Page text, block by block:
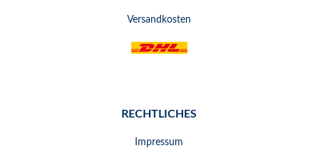
Versandkosten
RECHTLICHES
Impressum